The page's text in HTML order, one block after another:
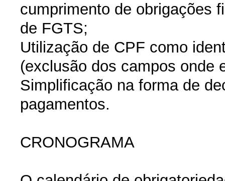
cumprimento de obrigações
de FGTS;
Utilização de CPF como
(exclusão dos campos onde
Simplificação na forma de
pagamentos.
CRONOGRAMA